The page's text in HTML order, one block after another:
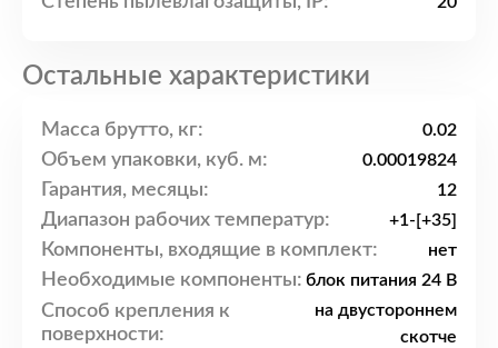
Остальные характеристики
Масса брутто, кг: 0.02
Объем упаковки, куб. м: 0.00019824
Гарантия, месяцы: 12
Диапазон рабочих температур: +1-[+35]
Компоненты, входящие в комплект: нет
Необходимые компоненты: блок питания 24 В
Способ крепления к
поверхности:
на двустороннем
скотче